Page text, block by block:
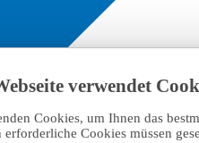
verwendet
Cookies, um Ihnen das
erforderliche Cookies müssen